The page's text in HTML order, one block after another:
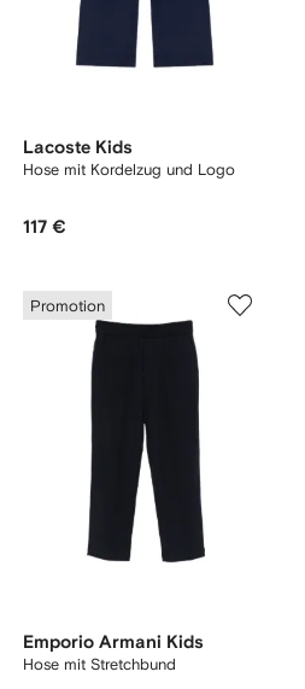
Lacoste Kids
Hose mit Kordelzug und Logo
117 €
Promotion
Emporio Armani Kids
Hose mit Stretchbund